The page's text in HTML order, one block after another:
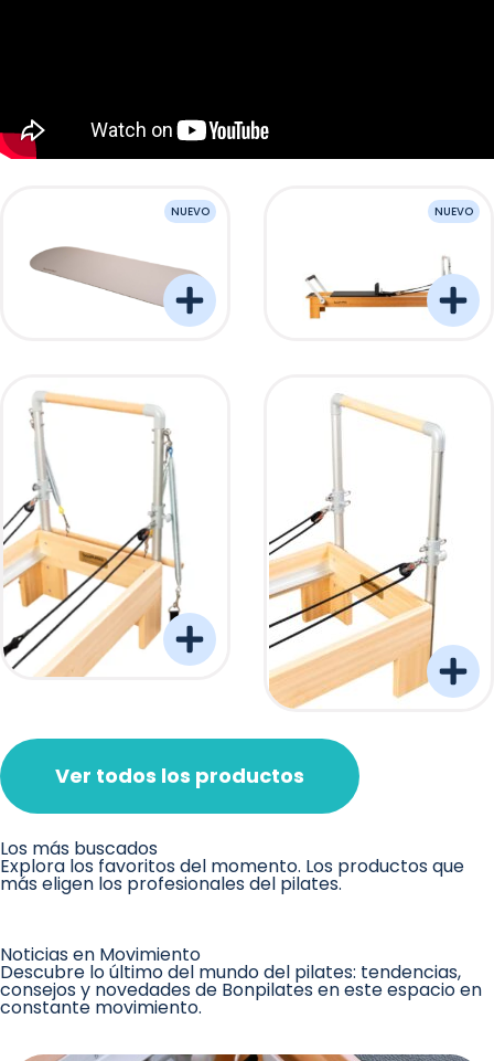
NUEVO NUEVO
Torre Barreformer Monitor Natural Pro
Ver todos los productos
Los más buscados
Explora los favoritos del momento. Los productos que
más eligen los profesionales del pilates.
Noticias en Movimiento
Descubre lo último del mundo del pilates: tendencias,
consejos y novedades de Bonpilates en este espacio en
constante movimiento.